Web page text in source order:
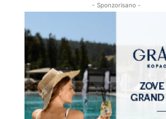
- Sponzorisano -